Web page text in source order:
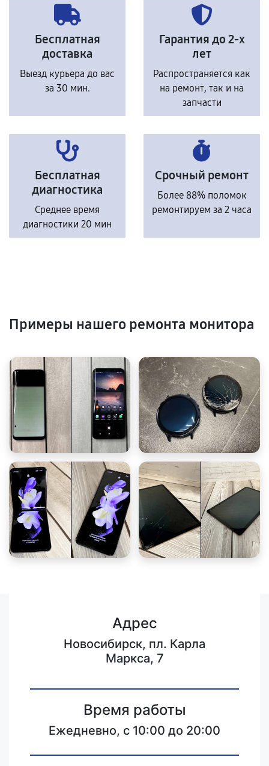
Бесплатная
доставка
Выезд курьера до вас
за 30 мин.
Гарантия до 2-х
лет
Распространяется как
на ремонт, так и на
запчасти
Бесплатная
диагностика
Среднее время
диагностики 20 мин
Срочный ремонт
Более 88% поломок
ремонтируем за 2 часа
Примеры нашего ремонта монитора
Адрес
Новосибирск, пл. Карла
Маркса, 7
Время работы
Ежедневно, с 10:00 до 20:00